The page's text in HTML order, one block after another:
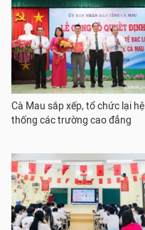
Cà Mau sắp xếp, tổ chức lại hệ
thống các trường cao đẳng